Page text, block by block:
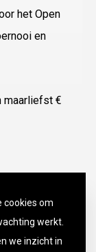
het Open
en
maarliefst €
cookies om
werkt.
we inzicht in